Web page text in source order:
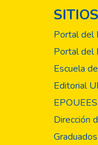
Portal del
Portal del
Escuela
Editorial
EPOUEES
Dirección
Graduados